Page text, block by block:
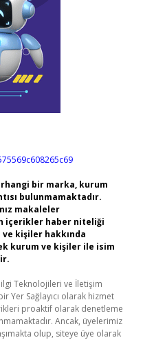
bir marka, kurum
bulunmamaktadır.
makaleler
içerikler haber niteliği
kişiler hakkında
kurum ve kişiler ile isim
Teknolojileri ve İletişim
Yer Sağlayıcı olarak hizmet
proaktif olarak denetleme
Ancak, üyelerimiz
olup, siteye üye olarak